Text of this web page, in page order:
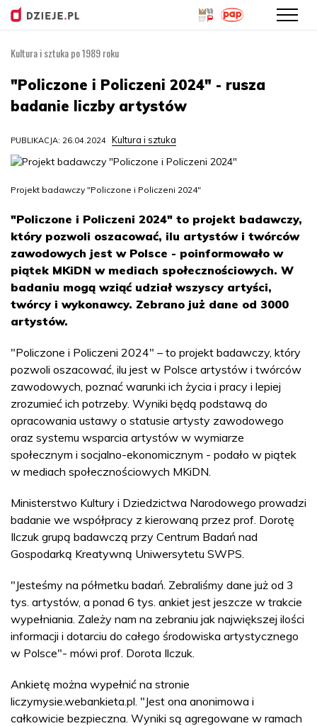
treści
Kultura i sztuka po 1989 roku
"Policzone i Policzeni 2024" - rusza
badanie liczby artystów
PUBLIKACJA: 26.04.2024 Kultura i sztuka
Projekt badawczy "Policzone i Policzeni 2024"
"Policzone i Policzeni 2024" to projekt badawczy,
który pozwoli oszacować, ilu artystów i twórców
zawodowych jest w Polsce - poinformowało w
piątek MKiDN w mediach społecznościowych. W
badaniu mogą wziąć udział wszyscy artyści,
twórcy i wykonawcy. Zebrano już dane od 3000
artystów.
"Policzone i Policzeni 2024" – to projekt badawczy, który
pozwoli oszacować, ilu jest w Polsce artystów i twórców
zawodowych, poznać warunki ich życia i pracy i lepiej
zrozumieć ich potrzeby. Wyniki będą podstawą do
opracowania ustawy o statusie artysty zawodowego
oraz systemu wsparcia artystów w wymiarze
społecznym i socjalno-ekonomicznym - podało w piątek
w mediach społecznościowych MKiDN.
Ministerstwo Kultury i Dziedzictwa Narodowego prowadzi
badanie we współpracy z kierowaną przez prof. Dorotę
Ilczuk grupą badawczą przy Centrum Badań nad
Gospodarką Kreatywną Uniwersytetu SWPS.
"Jesteśmy na półmetku badań. Zebraliśmy dane już od 3
tys. artystów, a ponad 6 tys. ankiet jest jeszcze w trakcie
wypełniania. Zależy nam na zebraniu jak największej ilości
informacji i dotarciu do całego środowiska artystycznego
w Polsce"- mówi prof. Dorota Ilczuk.
Ankietę można wypełnić na stronie
liczymysie.webankieta.pl. "Jest ona anonimowa i
całkowicie bezpieczna. Wyniki są agregowane w ramach